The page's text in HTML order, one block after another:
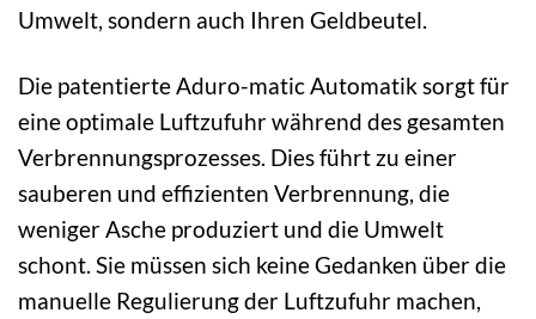
Umwelt, sondern auch Ihren Geldbeutel.
Die patentierte Aduro-matic Automatik sorgt für
eine optimale Luftzufuhr während des gesamten
Verbrennungsprozesses. Dies führt zu einer
sauberen und effizienten Verbrennung, die
weniger Asche produziert und die Umwelt
schont. Sie müssen sich keine Gedanken über die
manuelle Regulierung der Luftzufuhr machen,